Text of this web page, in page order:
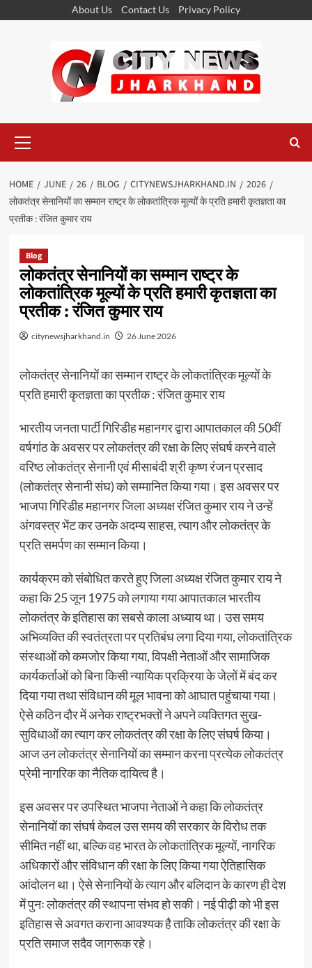
About Us Contact Us Privacy Policy
Menu
HOME JUNE 26 BLOG CITYNEWSJHARKHAND.IN
2026
लोकतंत्र सेनानियों का सम्मान राष्ट्र के लोकतांत्रिक मूल्यों के प्रति हमारी कृतज्ञता का
प्रतीक : रंजित कुमार राय
Blog
लोकतंत्र सेनानियों का सम्मान राष्ट्र के
लोकतांत्रिक मूल्यों के प्रति हमारी कृतज्ञता का
प्रतीक : रंजित कुमार राय
citynewsjharkhand.in 26 June 2026
लोकतंत्र सेनानियों का सम्मान राष्ट्र के लोकतांत्रिक मूल्यों के
प्रति हमारी कृतज्ञता का प्रतीक : रंजित कुमार राय
भारतीय जनता पार्टी गिरिडीह महानगर द्वारा आपातकाल की 50वीं
वर्षगांठ के अवसर पर लोकतंत्र की रक्षा के लिए संघर्ष करने वाले
वरिष्ठ लोकतंत्र सेनानी एवं मीसाबंदी श्री कृष्ण रंजन प्रसाद
(लोकतंत्र सेनानी संघ) को सम्मानित किया गया। इस अवसर पर
भाजपा गिरिडीह महानगर जिला अध्यक्ष रंजित कुमार राय ने उन्हें
अंगवस्त्र भेंट कर उनके अदम्य साहस, त्याग और लोकतंत्र के
प्रति समर्पण का सम्मान किया।
कार्यक्रम को संबोधित करते हुए जिला अध्यक्ष रंजित कुमार राय ने
कहा कि 25 जून 1975 को लगाया गया आपातकाल भारतीय
लोकतंत्र के इतिहास का सबसे काला अध्याय था। उस समय
अभिव्यक्ति की स्वतंत्रता पर प्रतिबंध लगा दिया गया, लोकतांत्रिक
संस्थाओं को कमजोर किया गया, विपक्षी नेताओं और सामाजिक
कार्यकर्ताओं को बिना किसी न्यायिक प्रक्रिया के जेलों में बंद कर
दिया गया तथा संविधान की मूल भावना को आघात पहुंचाया गया।
ऐसे कठिन दौर में अनेक राष्ट्रभक्तों ने अपने व्यक्तिगत सुख-
सुविधाओं का त्याग कर लोकतंत्र की रक्षा के लिए संघर्ष किया।
आज उन लोकतंत्र सेनानियों का सम्मान करना प्रत्येक लोकतंत्र
प्रेमी नागरिक का नैतिक दायित्व है।
इस अवसर पर उपस्थित भाजपा नेताओं ने कहा कि लोकतंत्र
सेनानियों का संघर्ष केवल उस समय की सरकार के विरोध तक
सीमित नहीं था, बल्कि वह भारत के लोकतांत्रिक मूल्यों, नागरिक
अधिकारों और संविधान की रक्षा के लिए किया गया ऐतिहासिक
आंदोलन था। ऐसे सेनानियों के त्याग और बलिदान के कारण ही देश
में पुनः लोकतंत्र की स्थापना संभव हो सकी। नई पीढ़ी को भी इस
इतिहास से अवगत कराना आवश्यक है ताकि लोकतंत्र की रक्षा के
प्रति समाज सदैव जागरूक रहे।